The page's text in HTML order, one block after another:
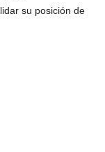
su posición de